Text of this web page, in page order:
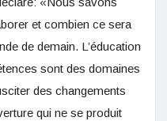
et combien ce sera
de demain. L’éducation
sont des domaines
des changements
qui ne se produit